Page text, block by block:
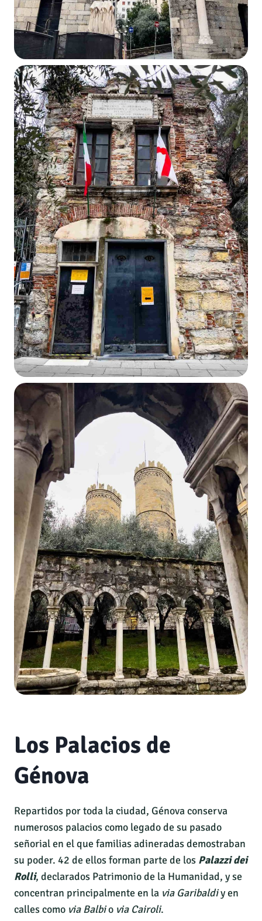
Los Palacios de
Génova
Repartidos por toda la ciudad, Génova conserva
numerosos palacios como legado de su pasado
señorial en el que familias adineradas demostraban
su poder. 42 de ellos forman parte de los Palazzi dei
Rolli, declarados Patrimonio de la Humanidad, y se
concentran principalmente en la via Garibaldiy en
calles como via Balbio via Cairoli.